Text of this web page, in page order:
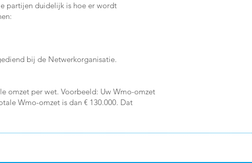
partijen duidelijk is hoe er wordt
bij de Netwerkorganisatie.
omzet per wet. Voorbeeld: Uw Wmo-omzet
Wmo-omzet is dan € 130.000. Dat